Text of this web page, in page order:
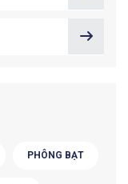
PHÔNG BẠT